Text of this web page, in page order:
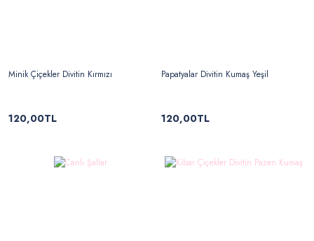
Minik Çiçekler Divitin Kırmızı
120,00TL
Papatyalar Divitin Kumaş Yeşil
120,00TL